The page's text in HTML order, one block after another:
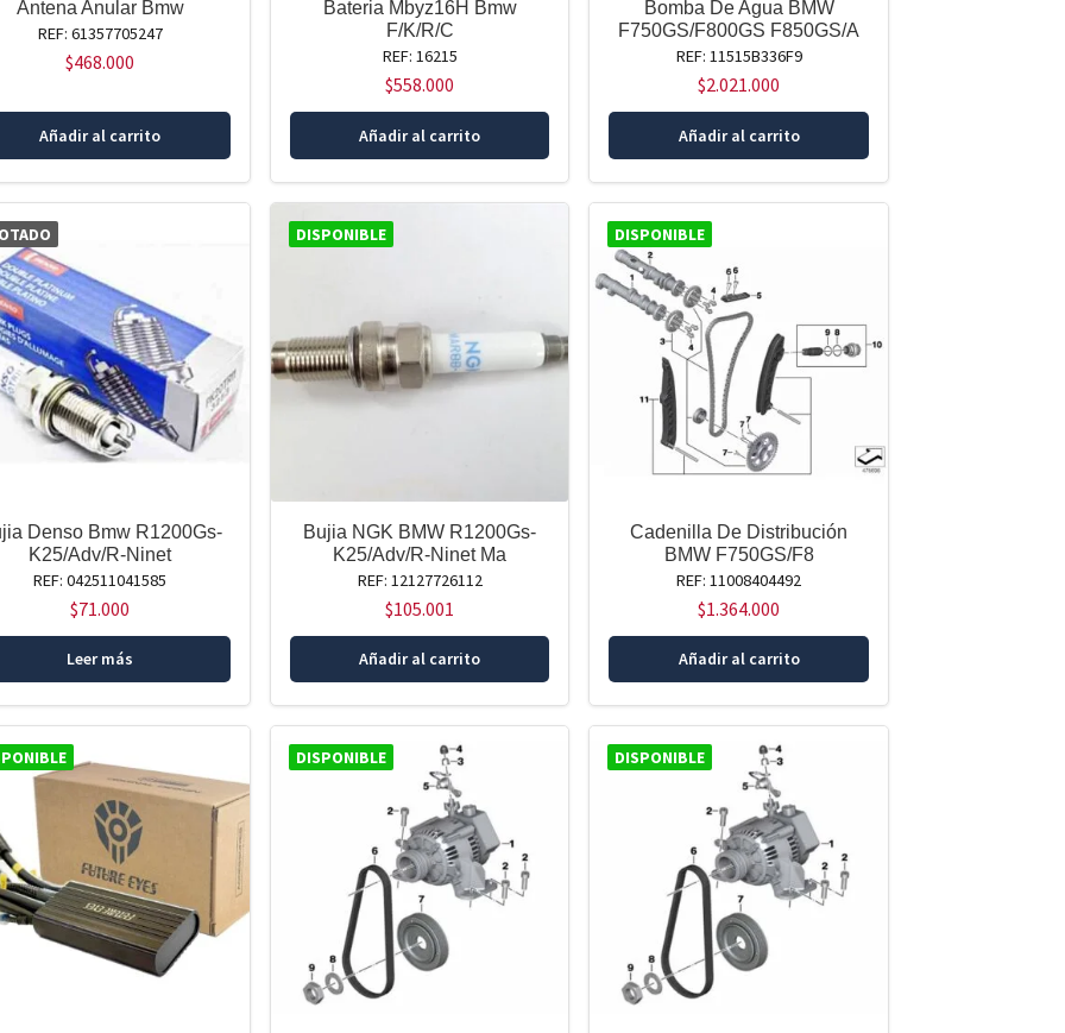
Antena Anular Bmw
REF: 61357705247
$468.000
Añadir al carrito
Bateria Mbyz16H Bmw
F/K/R/C
REF: 16215
$558.000
Añadir al carrito
Bomba De Agua BMW
F750GS/F800GS F850GS/A
REF: 11515B336F9
$2.021.000
Añadir al carrito
Denso Bmw R1200Gs-
K25/Adv/R-Ninet
REF: 042511041585
$71.000
Leer más
DISPONIBLE
Bujia NGK BMW R1200Gs-
K25/Adv/R-Ninet Ma
REF: 12127726112
$105.001
Añadir al carrito
DISPONIBLE
Cadenilla De Distribución
BMW F750GS/F8
REF: 11008404492
$1.364.000
Añadir al carrito
DISPONIBLE DISPONIBLE